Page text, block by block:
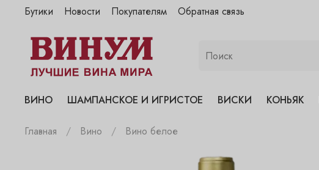
Бутики
"Винум" на Полянке
"Винум" на Гранатном
"Винум" на Сухаревском
"Винум" на Садовнической
Новости Покупателям Обратная связь
ВИНО ШАМПАНСКОЕ И ИГРИСТОЕ ВИСКИ КОНЬЯК
Главная Вино Вино белое